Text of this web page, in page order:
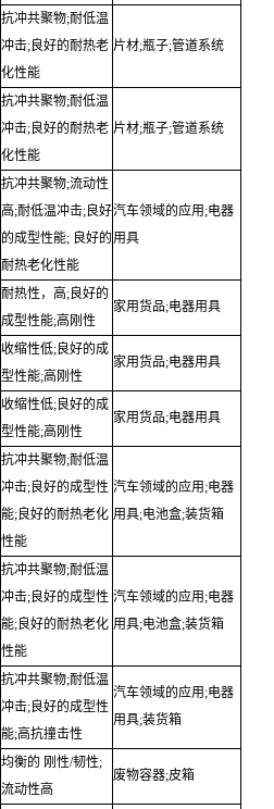
抗冲共聚物;耐低温
冲击;良好的耐热老
化性能
片材;瓶子;管道系统
抗冲共聚物;耐低温
冲击;良好的耐热老
化性能
片材;瓶子;管道系统
抗冲共聚物;流动性
高;耐低温冲击;良好
的成型性能; 良好的
耐热老化性能
汽车领域的应用;电器
用具
耐热性，高;良好的
成型性能;高刚性
家用货品;电器用具
收缩性低;良好的成
型性能;高刚性
家用货品;电器用具
收缩性低;良好的成
型性能;高刚性
家用货品;电器用具
抗冲共聚物;耐低温
冲击;良好的成型性
能;良好的耐热老化
性能
汽车领域的应用;电器
用具;电池盒;装货箱
抗冲共聚物;耐低温
冲击;良好的成型性
能;良好的耐热老化
性能
汽车领域的应用;电器
用具;电池盒;装货箱
抗冲共聚物;耐低温
冲击;良好的成型性
能;高抗撞击性
汽车领域的应用;电器
用具;装货箱
均衡的 刚性/韧性;
流动性高
废物容器;皮箱